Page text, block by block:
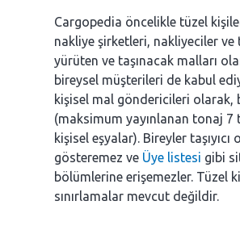
Cargopedia öncelikle tüzel
nakliye şirketleri, nakliyeciler
yürüten ve taşınacak malları
bireysel müşterileri de kabul
kişisel mal göndericileri olarak,
(maksimum yayınlanan tonaj 7
kişisel eşyalar). Bireyler
gösteremez ve Üye listesi gibi
bölümlerine erişemezler. Tüzel
sınırlamalar mevcut değildir.